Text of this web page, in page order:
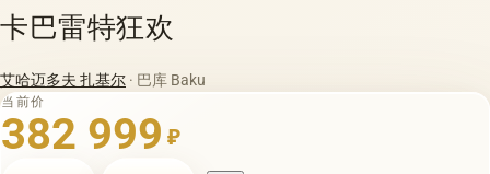
卡巴雷特狂欢
艾哈迈多夫 扎基尔 · 巴库 Baku
当前价
382 999 ₽